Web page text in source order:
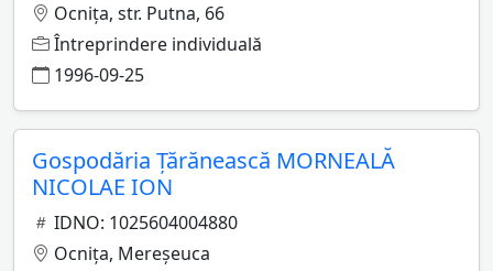
Ocniţa, str. Putna, 66
Întreprindere individuală
1996-09-25
Gospodăria Ţărănească MORNEALĂ
NICOLAE ION
IDNO: 1025604004880
Ocniţa, Mereşeuca